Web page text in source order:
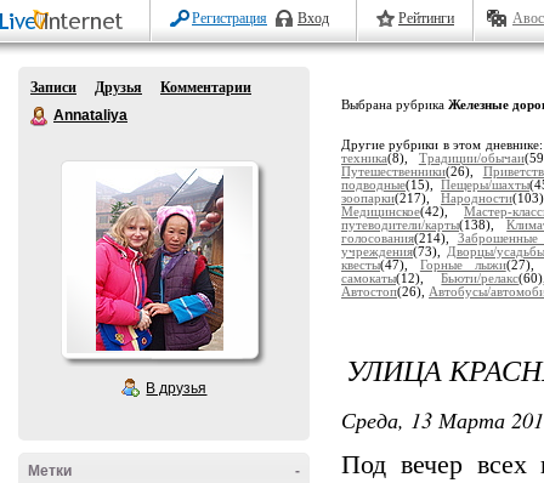
Регистрация Вход Рейтинги
Записи Друзья
Комментарии
Annataliya
В друзья
-
Метки
Выбрана рубрика Железные
Другие рубрики в этом
техника(8), Традиции/обычаи
Путешественники(26),
подводные(15), Пещеры/шахты
зоопарки(217), Народности
Медицинское(42), Мастер-
путеводители/карты(138),
голосования(214), Заброшенные
учреждения(73), Дворцы/усадьбы
квесты(47), Горные лыжи
самокаты(12),Бьюти/релакс
Автостоп(26), Автобусы/
УЛИЦА
Среда, 13 Марта
Под вечер